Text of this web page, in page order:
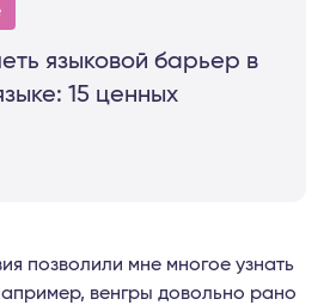
языковой барьер в
15 ценных
позволили мне многое узнать
венгры довольно рано